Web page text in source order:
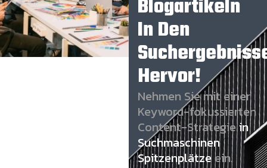
Blogartikeln
In Den
Hervor!
Nehmen Sie mit einer
Keyword-fokussierten
Content-Strategiein
Suchmaschinen
Spitzenplätzeein.